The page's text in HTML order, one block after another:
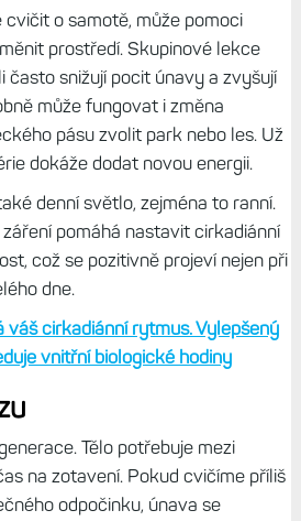
o samotě, může pomoci
prostředí. Skupinové lekce
často snižují pocit únavy a zvyšují
může fungovat i změna
pásu zvolit park nebo les. Už
dokáže dodat novou energii.
denní světlo, zejména to ranní.
pomáhá nastavit cirkadiánní
což se pozitivně projeví nejen při
dne.
váš cirkadiánní rytmus. Vylepšený
vnitřní biologické hodiny
Tělo potřebuje mezi
na zotavení. Pokud cvičíme příliš
odpočinku, únava se